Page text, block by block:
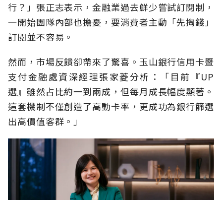
行？」張正志表示，金融業過去鮮少嘗試訂閱制，
一開始團隊內部也擔憂，要消費者主動「先掏錢」
訂閱並不容易。
然而，市場反饋卻帶來了驚喜。玉山銀行信用卡暨
支付金融處資深經理張家菱分析：「目前『UP
選』雖然占比約一到兩成，但每月成長幅度顯著。
這套機制不僅創造了高動卡率，更成功為銀行篩選
出高價值客群。」